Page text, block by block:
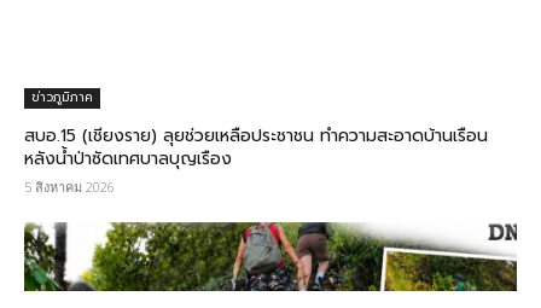
ข่าวภูมิภาค
สบอ.15 (เชียงราย) ลุยช่วยเหลือประชาชน ทำความสะอาดบ้านเรือน
หลังน้ำป่าซัดเทศบาลบุญเรือง
5 สิงหาคม 2026